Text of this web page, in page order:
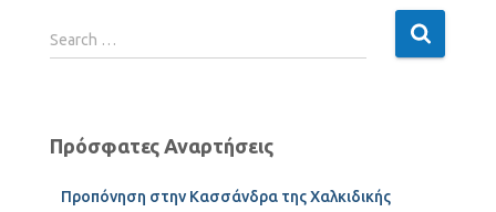
Search …
Πρόσφατες Αναρτήσεις
Προπόνηση στην Κασσάνδρα της Χαλκιδικής